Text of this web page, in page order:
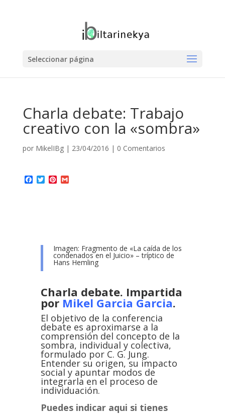
Seleccionar página
Charla debate: Trabajo
creativo con la «sombra»
por MikelIBg| 23/04/2016 | 0 Comentarios
Facebook
TwitterPinterest
Gmail
Imagen: Fragmento de «La caída de los
condenados en el Juicio» – tríptico de
Hans Hemling
Charla debate. Impartida
por Mikel Garcia Garcia.
El objetivo de la conferencia
debate es aproximarse a la
comprensión del concepto de la
sombra, individual y colectiva,
formulado por C. G. Jung.
Entender su origen, su impacto
social y apuntar modos de
integrarla en el proceso de
individuación.
Puedes indicar aqui si tienes